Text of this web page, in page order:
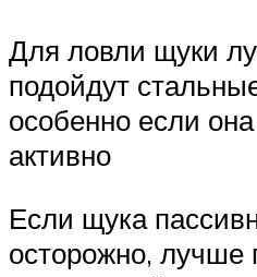
Для ловли щуки
подойдут
особенно если
активно
Если щука
осторожно, лучше